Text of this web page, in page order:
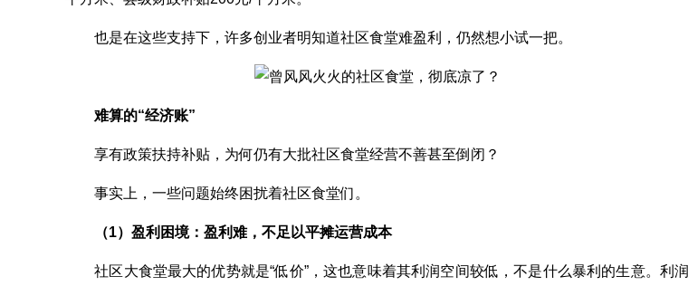
也是在这些支持下，许多创业者明知道社区食堂难盈利，仍然想小试一把。
难算的“经济账”
享有政策扶持补贴，为何仍有大批社区食堂经营不善甚至倒闭？
事实上，一些问题始终困扰着社区食堂们。
（1）盈利困境：盈利难，不足以平摊运营成本
社区大食堂最大的优势就是“低价”，这也意味着其利润空间较低，不是什么暴利的生意。利润